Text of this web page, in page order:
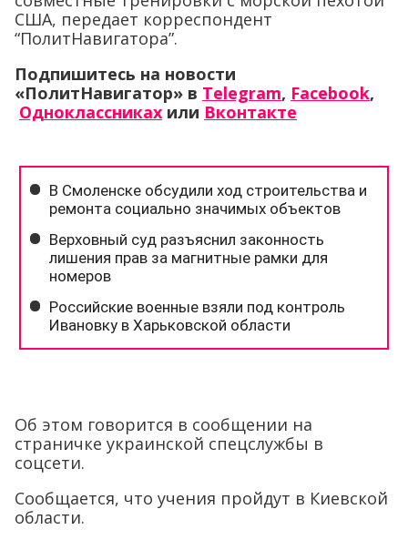
США, передает корреспондент
“ПолитНавигатора”.
Подпишитесь на новости
«ПолитНавигатор» в Telegram, Facebook,
Одноклассниках или Вконтакте
Об этом говорится в сообщении на
страничке украинской спецслужбы в
соцсети.
Сообщается, что учения пройдут в Киевской
области.